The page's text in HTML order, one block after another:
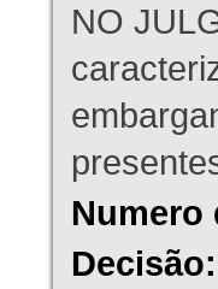
NO
Numero
Decisão: